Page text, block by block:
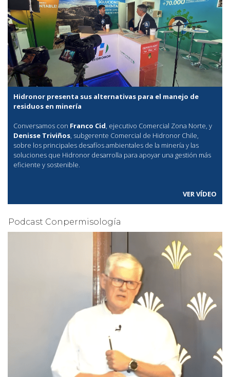
Hidronor presenta sus alternativas para el manejo de
residuos en minería
Conversamos con Franco Cid, ejecutivo Comercial Zona Norte, y
Denisse Triviños, subgerente Comercial de Hidronor Chile,
sobre los principales desafíos ambientales de la minería y las
soluciones que Hidronor desarrolla para apoyar una gestión más
eficiente y sostenible.
VER VÍDEO
Podcast Conpermisología